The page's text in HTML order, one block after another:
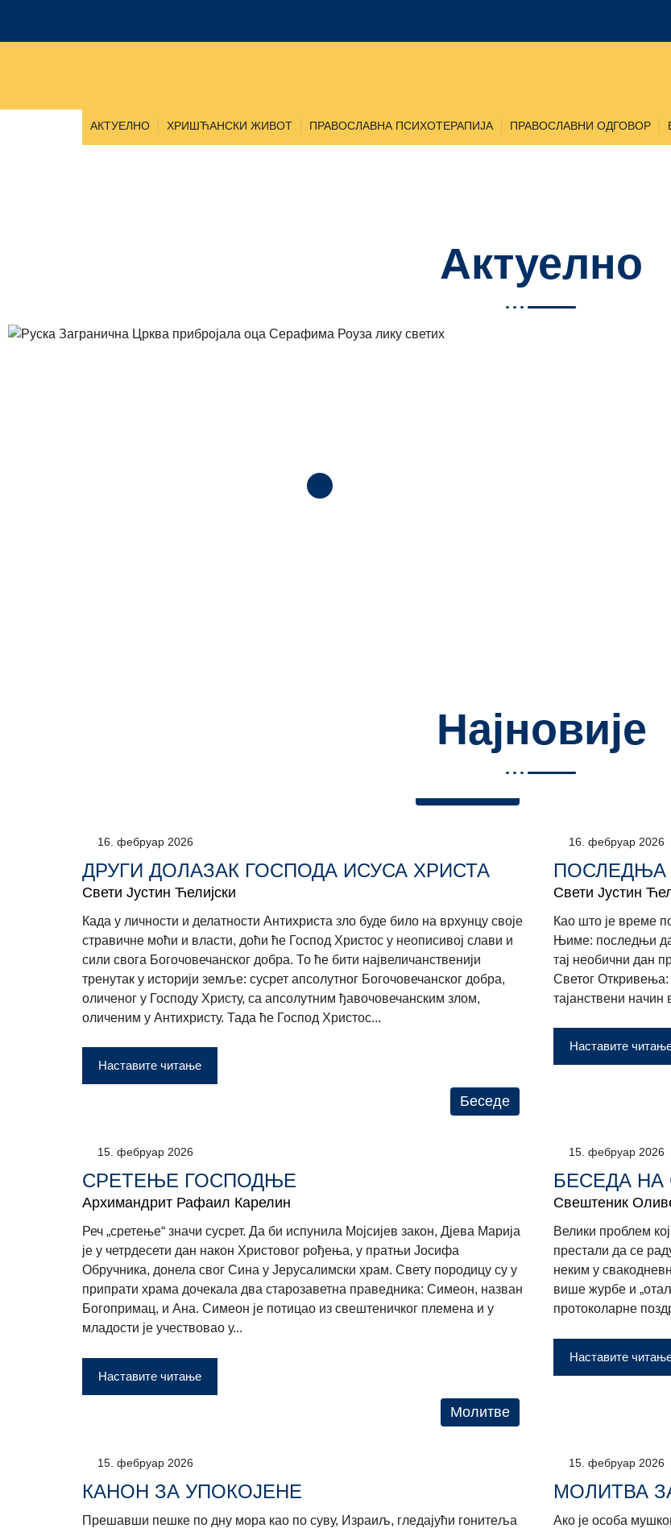
АКТУЕЛНО ХРИШЋАНСКИ ЖИВОТ ПРАВОСЛАВНА ПСИХОТЕРАПИЈА ПРАВОСЛАВНИ ОДГОВОР
Друштво
Актуелно
Најновије
16. фебруар 2026
ДРУГИ ДОЛАЗАК ГОСПОДА ИСУСА ХРИСТА
Свети Јустин Ћелијски
Када у личности и делатности Антихриста зло буде било на врхунцу своје
стравичне моћи и власти, доћи ће Господ Христос у неописивој слави и
сили свога Богочовечанског добра. То ће бити највеличанственији
тренутак у историји земље: сусрет апсолутног Богочовечанског добра,
оличеног у Господу Христу, са апсолутним ђавочовечанским злом,
оличеним у Антихристу. Тада ће Господ Христос...
Наставите читање
16. фебруар 2026
ПОСЛЕДЊА
Свети Јустин
Као што је време
Њиме: последњи
тај необични дан
Светог
тајанствени начин
Наставите
Беседе
15. фебруар 2026
СРЕТЕЊЕ ГОСПОДЊЕ
Архимандрит Рафаил Карелин
Реч „сретење“ значи сусрет. Да би испунила Мојсијев закон, Дјева Марија
је у четрдесети дан након Христовог рођења, у пратњи Јосифа
Обручника, донела свог Сина у Јерусалимски храм. Свету породицу су у
припрати храма дочекала два старозаветна праведника: Симеон, назван
Богопримац, и Ана. Симеон је потицао из свештеничког племена и у
младости је учествовао у...
Наставите читање
15. фебруар 2026
БЕСЕДА
Свештеник
Велики проблем
престали да се
неким у
више журбе и
протоколарне
Наставите
Молитве
15. фебруар 2026
КАНОН ЗА УПОКОЈЕНЕ
Прешавши пешке по дну мора као по суву, Израиљ, гледајући гонитеља
15. фебруар 2026
МОЛИТВА
Ако је особа